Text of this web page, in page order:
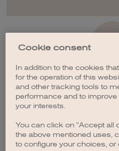
Cookie consent
In addition to the cookies
for the operation of this
and other tracking tools to
performance and to
your interests.
You can click on "Accept all
the above mentioned uses,
to configure your choices, or